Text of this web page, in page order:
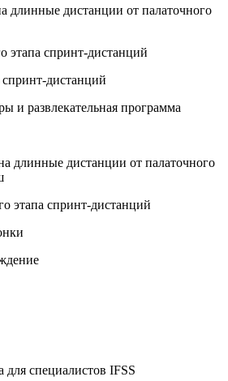
длинные дистанции от палаточного
этапа спринт-дистанций
спринт-дистанций
и развлекательная программа
длинные дистанции от палаточного
этапа спринт-дистанций
для специалистов IFSS